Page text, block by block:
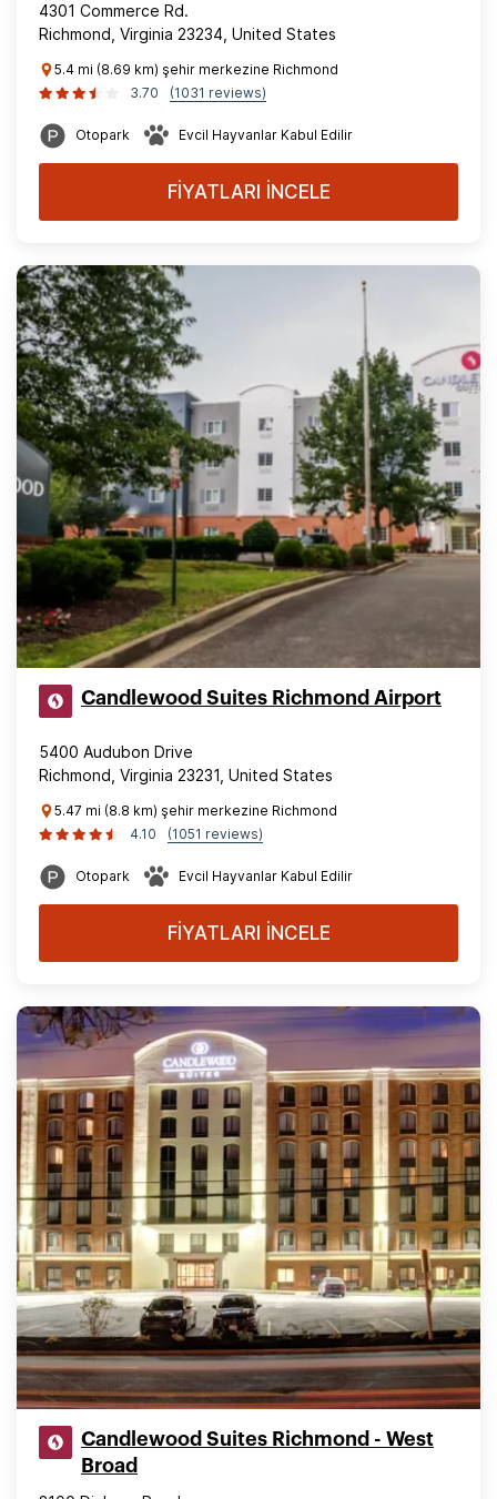
4301 Commerce Rd.
Richmond, Virginia 23234, United States
5.4 mi (8.69 km) şehir merkezine Richmond
3.70
(1031 reviews)
Otopark Evcil Hayvanlar Kabul Edilir
FİYATLARI İNCELE
Candlewood Suites Richmond Airport
5400 Audubon Drive
Richmond, Virginia 23231, United States
5.47 mi (8.8 km) şehir merkezine Richmond
4.10
(1051 reviews)
Otopark Evcil Hayvanlar Kabul Edilir
FİYATLARI İNCELE
Candlewood Suites Richmond - West
Broad